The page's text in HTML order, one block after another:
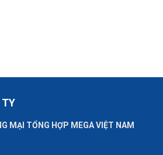
TY
MẠI TỔNG HỢP MEGA VIỆT NAM